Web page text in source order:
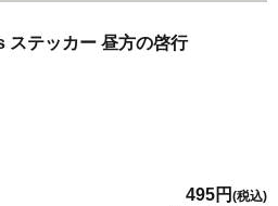
テッカー 昼方の啓行
495円 (税込)